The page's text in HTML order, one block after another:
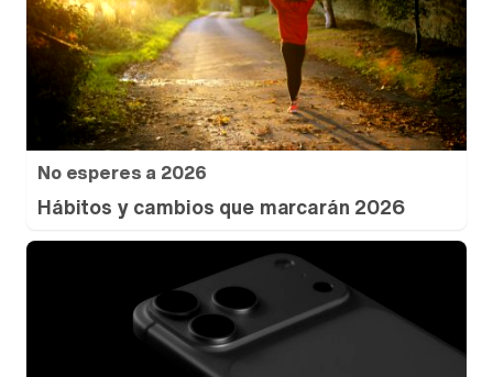
No esperes a 2026
Hábitos y cambios que marcarán 2026